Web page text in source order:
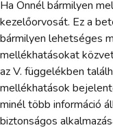
Ha Önnél bármilyen
kezelőorvosát. Ez a
bármilyen lehetséges
mellékhatásokat
az V. függelékben
mellékhatások
minél több információ
biztonságos